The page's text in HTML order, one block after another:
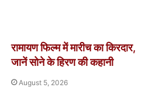
रामायण फिल्म में मारीच का किरदार,
जानें सोने के हिरण की कहानी
August 5, 2026